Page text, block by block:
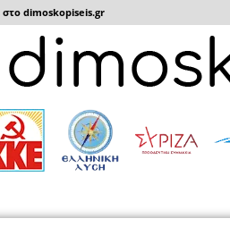
στο dimoskopiseis.gr